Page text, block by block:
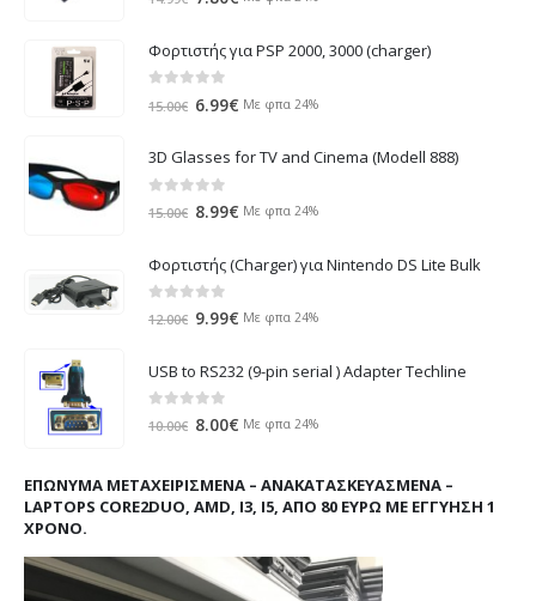
was:
14.99€.
τιμή
Φορτιστής για PSP 2000, 3000 (charger)
out of 5
15.00€ Original
was:
15.00€.
6.99€ Η
τιμή
Με φπα 24%
3D Glasses for TV and Cinema (Modell 888)
out of 5
15.00€ Original
was:
15.00€.
8.99€ Η
τιμή
είναι:
Με φπα 24%
Φορτιστής (Charger) για Nintendo DS Lite Bulk
out of 5
12.00€ Original
was:
12.00€.
9.99€ Η
τιμή
είναι:
Με φπα 24%
USB to RS232 (9-pin serial ) Adapter Techline
out of 5
10.00€ Original
10.00€.
8.00€ Η
είναι:
8.00€.
Με φπα 24%
ΕΠΏΝΥΜΑ ΜΕΤΑΧΕΙΡΙΣΜΈΝΑ – ΑΝΑΚΑΤΑΣΚΕΥΑΣΜΈΝΑ –
LAPTOPS CORE2DUO, AMD, I3, I5, ΑΠΌ 80 ΕΥΡΏ ΜΕ ΕΓΓΎΗΣΗ 1
ΧΡΌΝΟ.